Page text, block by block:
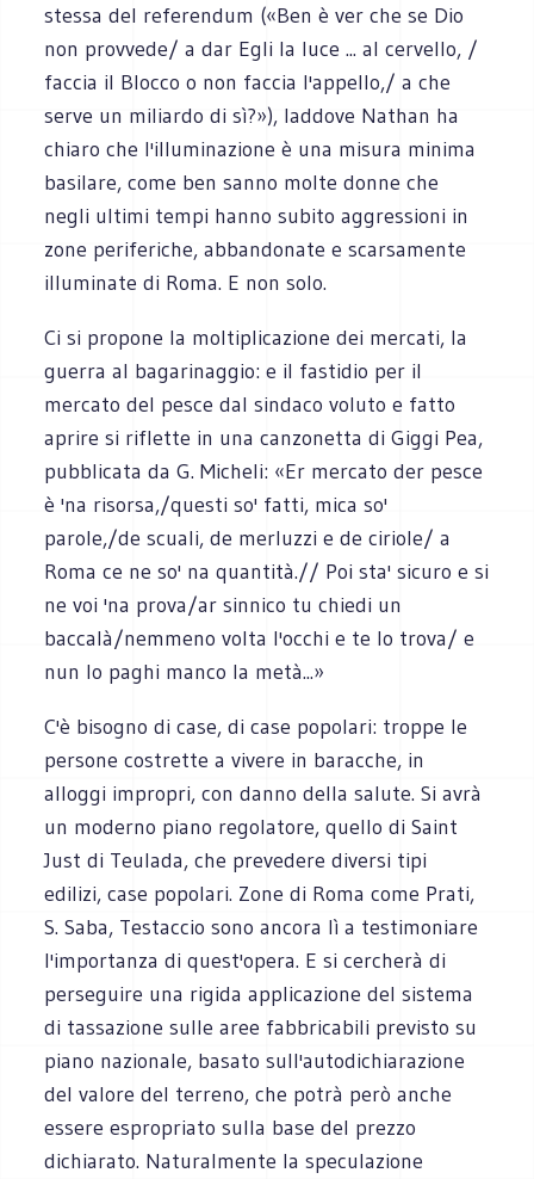
stessa del referendum («Ben è ver che se Dio
non provvede/ a dar Egli la luce ... al cervello, /
faccia il Blocco o non faccia l'appello,/ a che
serve un miliardo di sì?»), laddove Nathan ha
chiaro che l'illuminazione è una misura minima
basilare, come ben sanno molte donne che
negli ultimi tempi hanno subito aggressioni in
zone periferiche, abbandonate e scarsamente
illuminate di Roma. E non solo.
Ci si propone la moltiplicazione dei mercati, la
guerra al bagarinaggio: e il fastidio per il
mercato del pesce dal sindaco voluto e fatto
aprire si riflette in una canzonetta di Giggi Pea,
pubblicata da G. Micheli: «Er mercato der pesce
è 'na risorsa,/questi so' fatti, mica so'
parole,/de scuali, de merluzzi e de ciriole/ a
Roma ce ne so' na quantità.// Poi sta' sicuro e si
ne voi 'na prova/ar sinnico tu chiedi un
baccalà/nemmeno volta l'occhi e te lo trova/ e
nun lo paghi manco la metà...»
C'è bisogno di case, di case popolari: troppe le
persone costrette a vivere in baracche, in
alloggi impropri, con danno della salute. Si avrà
un moderno piano regolatore, quello di Saint
Just di Teulada, che prevedere diversi tipi
edilizi, case popolari. Zone di Roma come Prati,
S. Saba, Testaccio sono ancora lì a testimoniare
l'importanza di quest'opera. E si cercherà di
perseguire una rigida applicazione del sistema
di tassazione sulle aree fabbricabili previsto su
piano nazionale, basato sull'autodichiarazione
del valore del terreno, che potrà però anche
essere espropriato sulla base del prezzo
dichiarato. Naturalmente la speculazione